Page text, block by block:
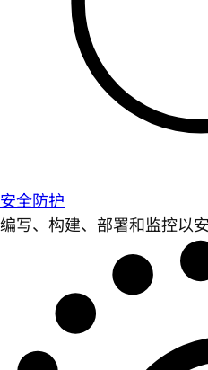
安全防护
编写、构建、部署和监控以